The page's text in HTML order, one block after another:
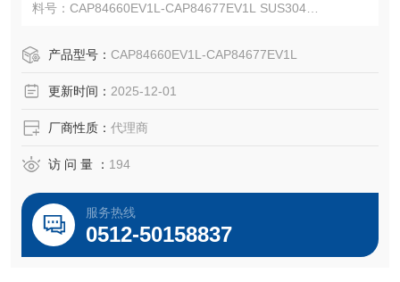
料号：CAP84660EV1L-CAP84677EV1L SUS304
Capri ADE-4F 适用于 IEC 和 NEC 安装，并可与多种电缆类
产品型号： CAP84660EV1L-CAP84677EV1L
更新时间： 2025-12-01
厂商性质： 代理商
访 问 量 ： 194
服务热线
0512-50158837